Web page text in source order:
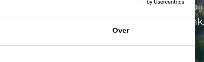
Over
Van aankoopbegeleiding tot advies bij
Van de Water vind je alles onder één dak.